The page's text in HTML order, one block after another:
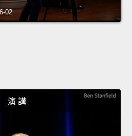
02
演 講